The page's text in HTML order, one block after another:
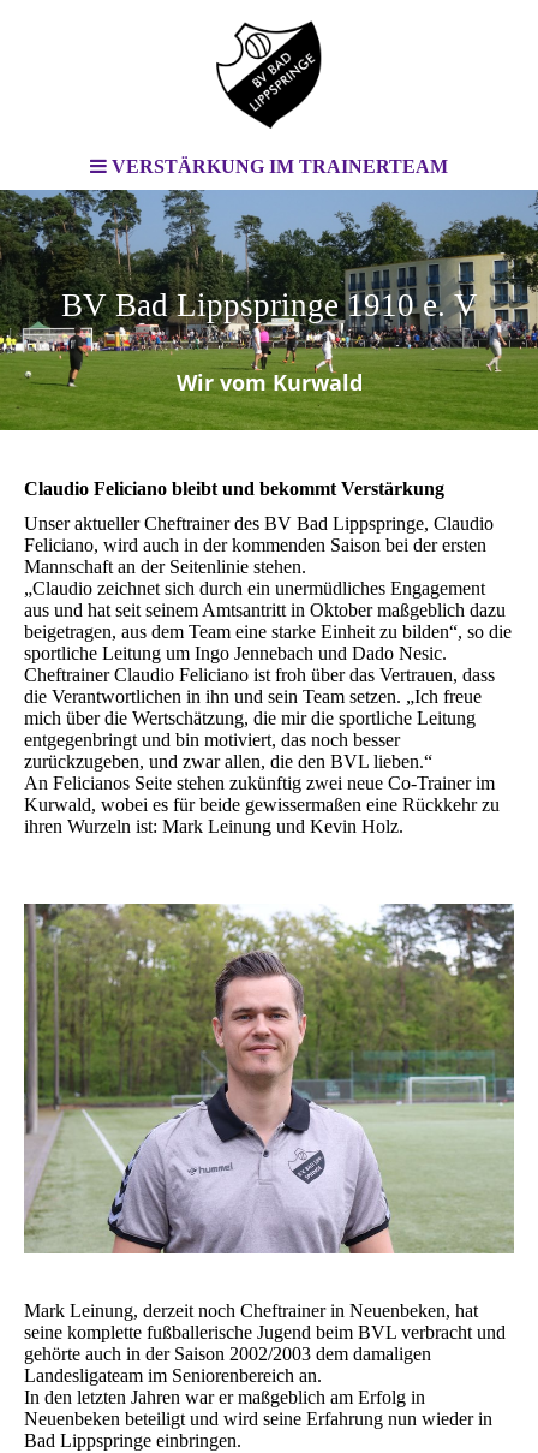
VERSTÄRKUNG IM TRAINERTEAM
BV Bad Lippspringe 1910 e. V
.
Wir vom Kurwald
Claudio Feliciano bleibt und bekommt Verstärkung
Unser aktueller Cheftrainer des BV Bad Lippspringe, Claudio
Feliciano, wird auch in der kommenden Saison bei der ersten
Mannschaft an der Seitenlinie stehen.
„Claudio zeichnet sich durch ein unermüdliches Engagement
aus und hat seit seinem Amtsantritt in Oktober maßgeblich dazu
beigetragen, aus dem Team eine starke Einheit zu bilden“, so die
sportliche Leitung um Ingo Jennebach und Dado Nesic.
Cheftrainer Claudio Feliciano ist froh über das Vertrauen, dass
die Verantwortlichen in ihn und sein Team setzen. „Ich freue
mich über die Wertschätzung, die mir die sportliche Leitung
entgegenbringt und bin motiviert, das noch besser
zurückzugeben, und zwar allen, die den BVL lieben.“
An Felicianos Seite stehen zukünftig zwei neue Co-Trainer im
Kurwald, wobei es für beide gewissermaßen eine Rückkehr zu
ihren Wurzeln ist: Mark Leinung und Kevin Holz.
Mark Leinung, derzeit noch Cheftrainer in Neuenbeken, hat
seine komplette fußballerische Jugend beim BVL verbracht und
gehörte auch in der Saison 2002/2003 dem damaligen
Landesligateam im Seniorenbereich an.
In den letzten Jahren war er maßgeblich am Erfolg in
Neuenbeken beteiligt und wird seine Erfahrung nun wieder in
Bad Lippspringe einbringen.